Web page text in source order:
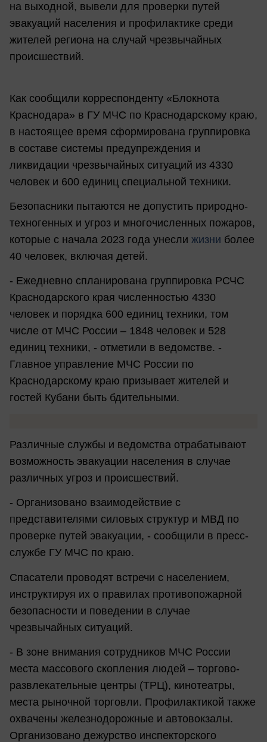
на выходной, вывели для проверки путей
эвакуаций населения и профилактике среди
жителей региона на случай чрезвычайных
происшествий.
Как сообщили корреспонденту «Блокнота
Краснодара» в ГУ МЧС по Краснодарскому краю,
в настоящее время сформирована группировка
в составе системы предупреждения и
ликвидации чрезвычайных ситуаций из 4330
человек и 600 единиц специальной техники.
Безопасники пытаются не допустить природно-
техногенных и угроз и многочисленных пожаров,
которые с начала 2023 года унесли жизни более
40 человек, включая детей.
- Ежедневно спланирована группировка РСЧС
Краснодарского края численностью 4330
человек и порядка 600 единиц техники, том
числе от МЧС России – 1848 человек и 528
единиц техники, - отметили в ведомстве. -
Главное управление МЧС России по
Краснодарскому краю призывает жителей и
гостей Кубани быть бдительными.
Различные службы и ведомства отрабатывают
возможность эвакуации населения в случае
различных угроз и происшествий.
- Организовано взаимодействие с
представителями силовых структур и МВД по
проверке путей эвакуации, - сообщили в пресс-
службе ГУ МЧС по краю.
Спасатели проводят встречи с населением,
инструктируя их о правилах противопожарной
безопасности и поведении в случае
чрезвычайных ситуаций.
- В зоне внимания сотрудников МЧС России
места массового скопления людей – торгово-
развлекательные центры (ТРЦ), кинотеатры,
места рыночной торговли. Профилактикой также
охвачены железнодорожные и автовокзалы.
Организовано дежурство инспекторского